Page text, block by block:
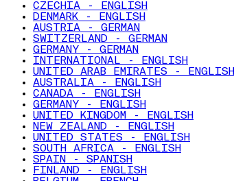
CZECHIA - ENGLISH
DENMARK - ENGLISH
AUSTRIA - GERMAN
SWITZERLAND - GERMAN
GERMANY - GERMAN
INTERNATIONAL - ENGLISH
UNITED ARAB EMIRATES - ENGLISH
AUSTRALIA - ENGLISH
CANADA - ENGLISH
GERMANY - ENGLISH
UNITED KINGDOM - ENGLISH
NEW ZEALAND - ENGLISH
UNITED STATES - ENGLISH
SOUTH AFRICA - ENGLISH
SPAIN - SPANISH
FINLAND - ENGLISH